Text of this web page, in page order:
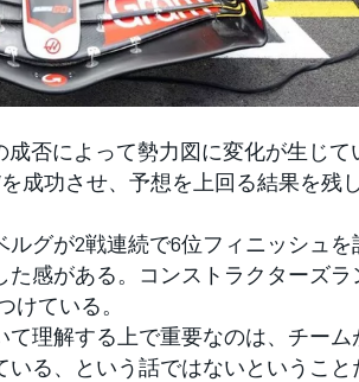
否によって勢力図に変化が生じて
成功させ、予想を上回る結果を残
グが2戦連続で6位フィニッシュを
感がある。コンストラクターズラ
けている。
理解する上で重要なのは、チーム
る、という話ではないということ